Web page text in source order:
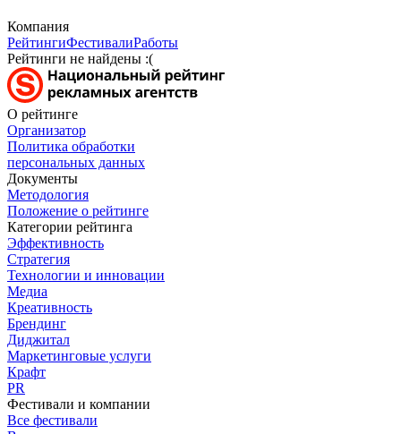
Компания
РейтингиФестивалиРаботы
Рейтинги не найдены :(
О рейтинге
Организатор
Политика обработки
персональных данных
Документы
Методология
Положение о рейтинге
Категории рейтинга
Эффективность
Стратегия
Технологии и инновации
Медиа
Креативность
Брендинг
Диджитал
Маркетинговые услуги
Крафт
PR
Фестивали и компании
Все фестивали